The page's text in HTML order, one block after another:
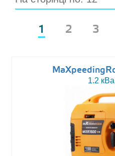
1 2 3
1.2